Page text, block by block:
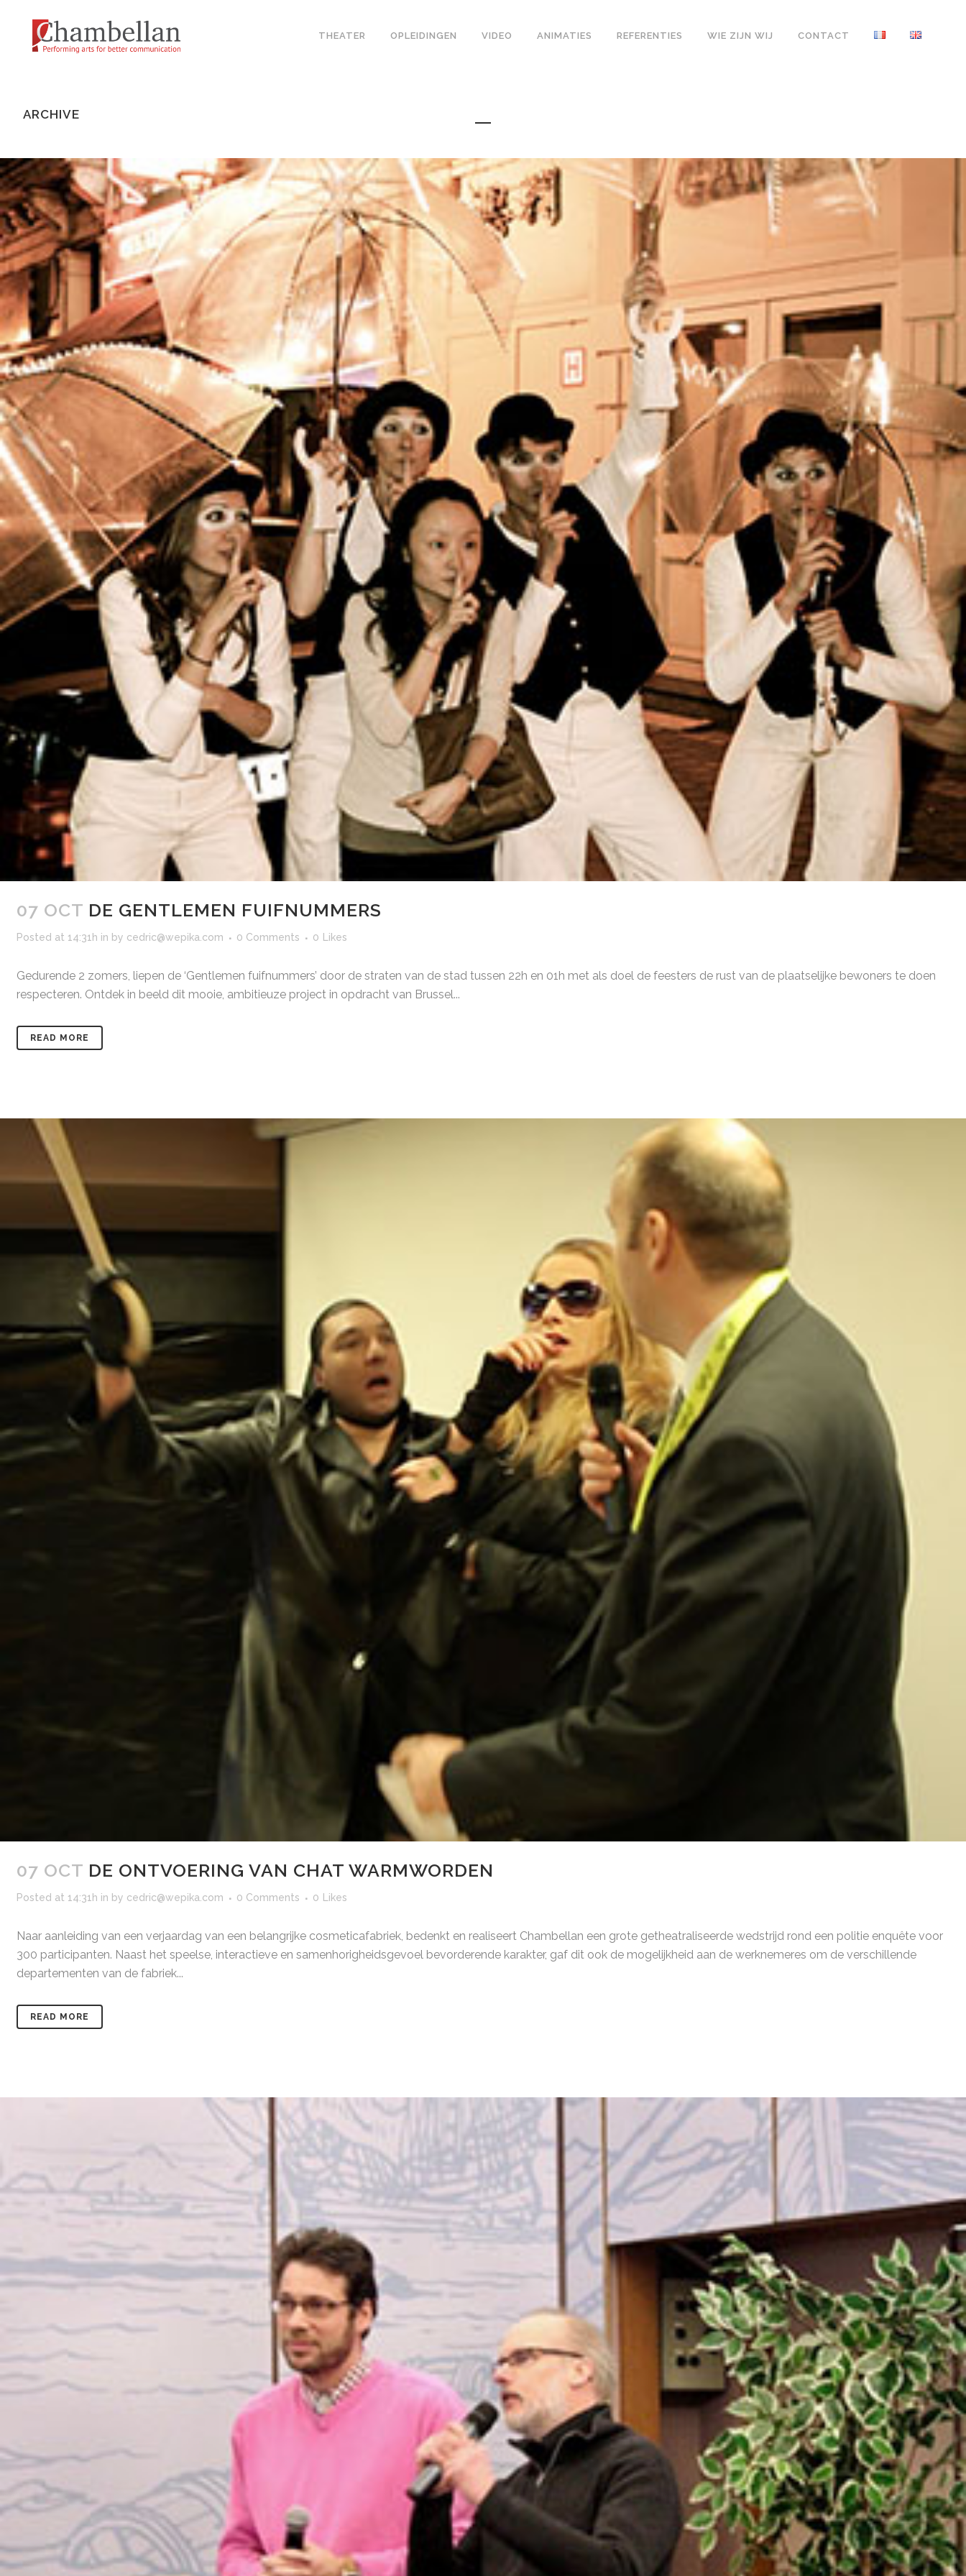
THEATER OPLEIDINGEN VIDEO ANIMATIES REFERENTIES WIE ZIJN WIJ CONTACT
ARCHIVE
07 OCT DE GENTLEMEN FUIFNUMMERS
Posted at 14:31h in by cedric@wepika.com 0 Comments 0 Likes
Gedurende 2 zomers, liepen de ‘Gentlemen fuifnummers’ door de straten van de stad tussen 22h en 01h met als doel de feesters de rust van de plaatselijke bewoners te doen
respecteren. Ontdek in beeld dit mooie, ambitieuze project in opdracht van Brussel...
READ MORE
07 OCT DE ONTVOERING VAN CHAT WARMWORDEN
Posted at 14:31h in by cedric@wepika.com 0 Comments 0 Likes
Naar aanleiding van een verjaardag van een belangrijke cosmeticafabriek, bedenkt en realiseert Chambellan een grote getheatraliseerde wedstrijd rond een politie enquête voor
300 participanten. Naast het speelse, interactieve en samenhorigheidsgevoel bevorderende karakter, gaf dit ook de mogelijkheid aan de werknemeres om de verschillende
departementen van de fabriek...
READ MORE